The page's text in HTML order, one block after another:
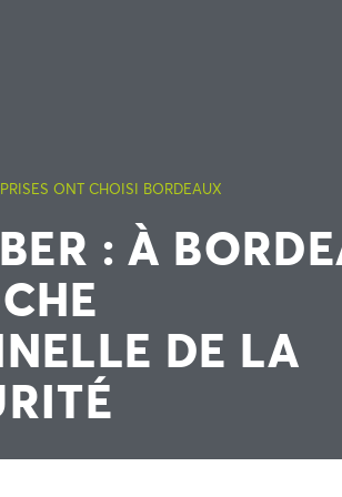
ONT CHOISI BORDEAUX
: À
DE LA